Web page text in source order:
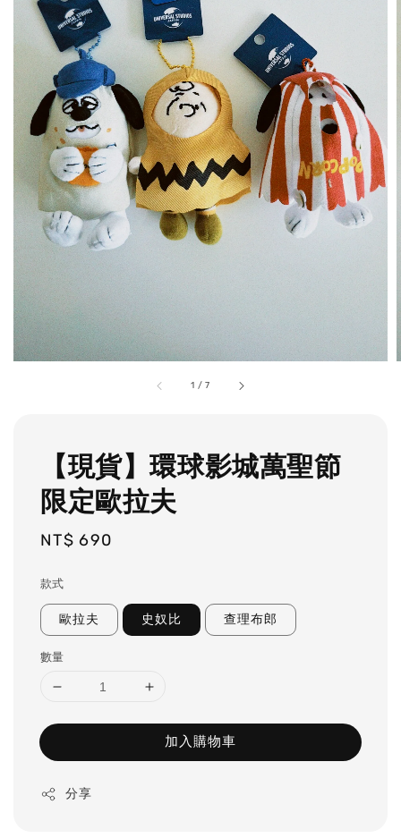
1 /7
【現貨】環球影城萬聖節
限定歐拉夫
Regular
NT$ 690
款式
歐拉夫 史奴比 查理布郎
數量
加入購物車
分享